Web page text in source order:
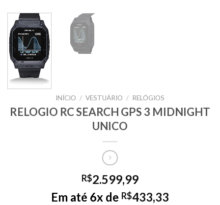
INÍCIO / VESTUÁRIO / RELÓGIOS
RELOGIO RC SEARCH GPS 3 MIDNIGHT
UNICO
R$2.599,99
Em até 6x de R$433,33